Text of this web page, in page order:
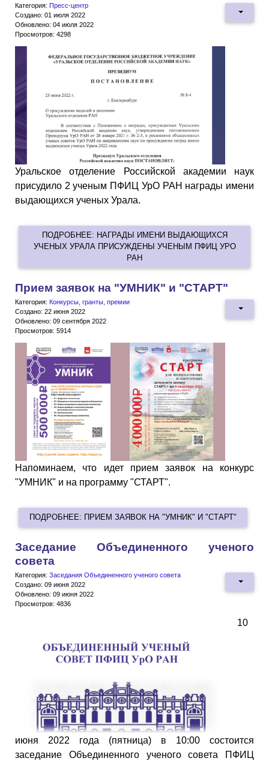
Категория: Пресс-центр
Создано: 01 июля 2022
Обновлено: 04 июля 2022
Просмотров: 4298
Уральское отделение Российской академии наук
присудило 2 ученым ПФИЦ УрО РАН награды имени
выдающихся ученых Урала.
ПОДРОБНЕЕ: НАГРАДЫ ИМЕНИ ВЫДАЮЩИХСЯ
УЧЕНЫХ УРАЛА ПРИСУЖДЕНЫ УЧЕНЫМ ПФИЦ УРО
РАН
Прием заявок на "УМНИК" и "СТАРТ"
Категория: Конкурсы, гранты, премии
Создано: 22 июня 2022
Обновлено: 09 сентября 2022
Просмотров: 5914
Напоминаем, что идет прием заявок на конкурс
"УМНИК" и на программу "СТАРТ".
ПОДРОБНЕЕ: ПРИЕМ ЗАЯВОК НА "УМНИК" И "СТАРТ"
Заседание Объединенного ученого
совета
Категория: Заседания Объединенного ученого совета
Создано: 09 июня 2022
Обновлено: 09 июня 2022
Просмотров: 4836
10
июня 2022 года (пятница) в 10:00 состоится
заседание Объединенного ученого совета ПФИЦ